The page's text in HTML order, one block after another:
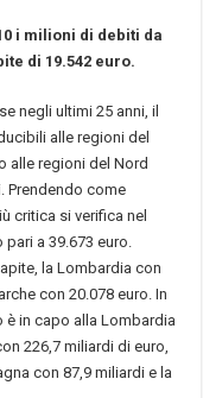
i milioni di debiti da
di 19.542 euro.
negli ultimi 25 anni, il
alle regioni del
alle regioni del Nord
Prendendo come
critica si verifica nel
a 39.673 euro.
la Lombardia con
con 20.078 euro. In
è in capo alla Lombardia
226,7 miliardi di euro,
con 87,9 miliardi e la